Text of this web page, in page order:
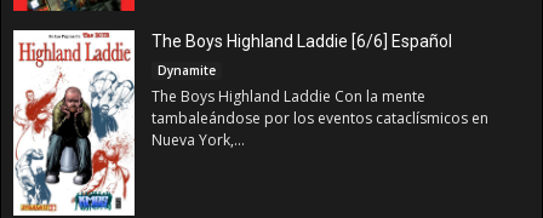
The Boys Highland Laddie [6/6] Español
Dynamite
The Boys Highland Laddie Con la mente
tambaleándose por los eventos cataclísmicos en
Nueva York,...